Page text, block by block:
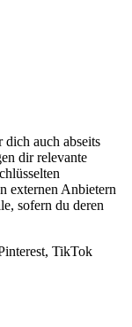
auch abseits
dir relevante
externen Anbietern
sofern du deren
TikTok